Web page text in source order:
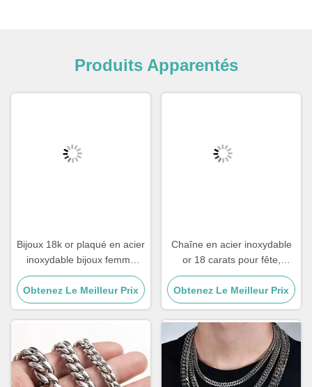
Produits Apparentés
Bijoux 18k or plaqué en acier
inoxydable bijoux femme
Choker Croix Collier 20
pouces
Obtenez Le Meilleur Prix
Chaîne en acier inoxydable
or 18 carats pour fête,
remplie d'or, colliers à trois
couches, pendentif perle,
17,72 pouces
Obtenez Le Meilleur Prix